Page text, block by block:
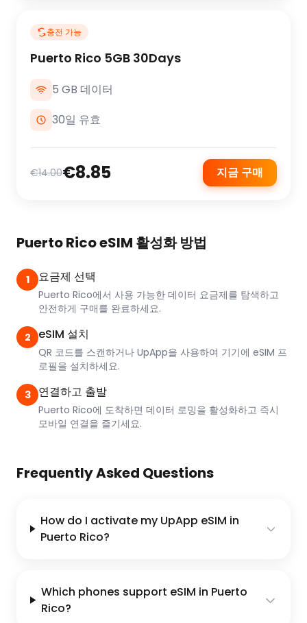
충전 가능
Puerto Rico 5GB 30Days
5 GB 데이터
30일 유효
€14.00€8.85 지금 구매
Puerto Rico eSIM 활성화 방법
1 요금제 선택
Puerto Rico에서 사용 가능한 데이터 요금제를 탐색하고
안전하게 구매를 완료하세요.
2 eSIM 설치
QR 코드를 스캔하거나 UpApp을 사용하여 기기에 eSIM 프
로필을 설치하세요.
3 연결하고 출발
Puerto Rico에 도착하면 데이터 로밍을 활성화하고 즉시
모바일 연결을 즐기세요.
Frequently Asked Questions
How do I activate my UpApp eSIM in
Puerto Rico?
Which phones support eSIM in Puerto
Rico?